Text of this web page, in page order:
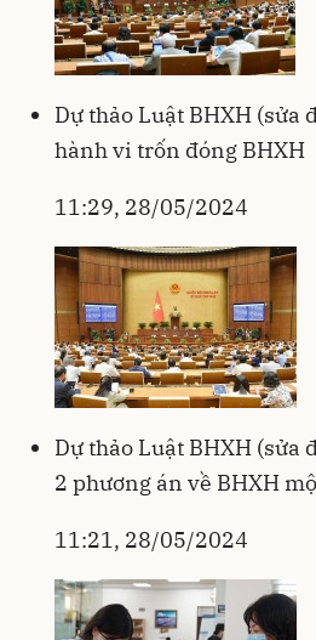
Dự thảo Luật BHXH (sửa
hành vi trốn đóng BHXH
11:29, 28/05/2024
Dự thảo Luật BHXH (sửa
2 phương án về BHXH
11:21, 28/05/2024